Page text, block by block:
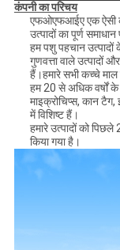
कंपनी का परिचय
एफओएफआईए एक ऐसी
उत्पादों का पूर्ण
हम पशु पहचान
गुणवत्ता वाले उत्पादों
हैं।हमारे सभी कच्चे माल
हम 20 से अधिक वर्षों के
माइक्रोचिप्स, कान
में विशिष्ट हैं।
हमारे उत्पादों को पिछले
किया गया है।